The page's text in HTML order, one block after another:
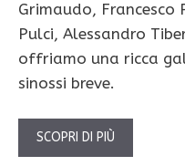
Grimaudo,
Pulci, Alessandro
offriamo una ricca
sinossi breve.
SCOPRI DI PIÙ